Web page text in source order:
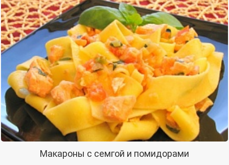
Макароны с семгой и помидорами